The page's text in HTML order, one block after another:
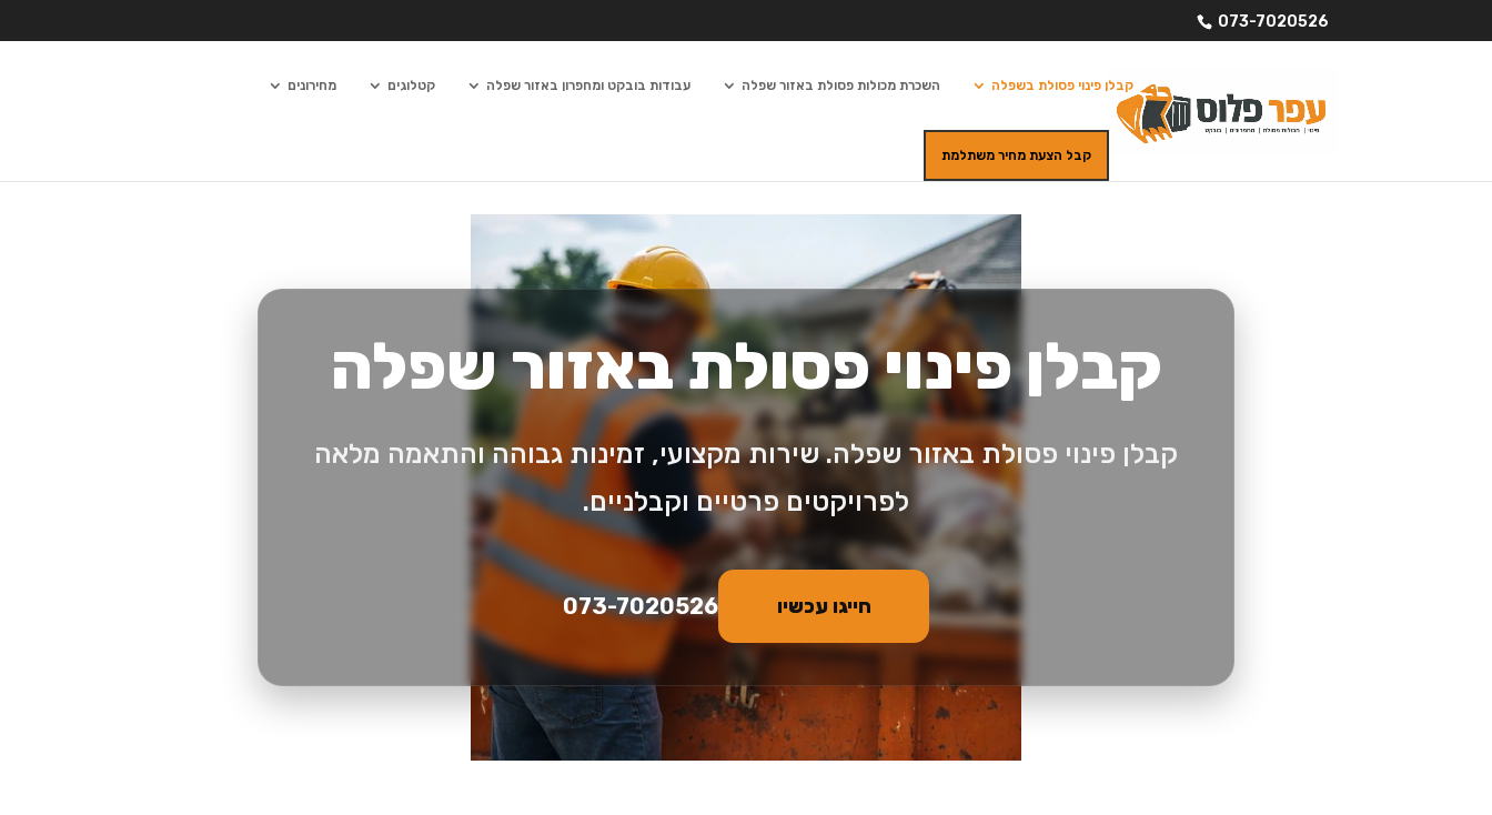
073-7020526
קבלן פינוי פסולת בשפלה השכרת מכולות פסולת באזור שפלה עבודות בובקט ומחפרון באזור שפלה קטלוגים מחירונים
קבל הצעת מחיר משתלמת
קבלן פינוי פסולת באזור שפלה
קבלן פינוי פסולת באזור שפלה. שירות מקצועי, זמינות גבוהה והתאמה מלאה
לפרויקטים פרטיים וקבלניים.
חייגו עכשיו 073-7020526